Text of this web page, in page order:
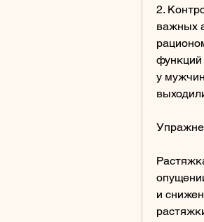
2.
важных
у
и